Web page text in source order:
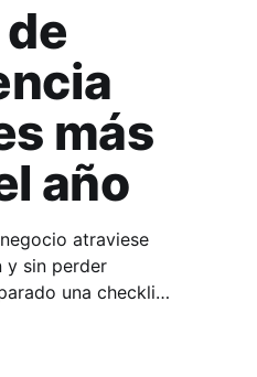
más
año
atraviese
y sin perder
una checklist